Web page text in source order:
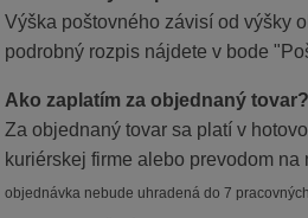
Výška poštovného závisí od výšky
podrobný rozpis nájdete v bode
Ako zaplatím za objednaný tovar?
Za objednaný tovar sa platí v
kuriérskej firme alebo prevodom na
objednávka nebude uhradená do 7